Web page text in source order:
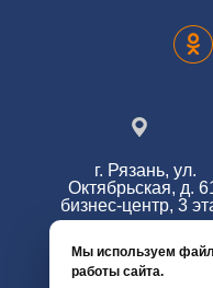
г. Рязань, ул.
Октябрьская, д.
бизнес-центр, 3
Мы используем
работы сайта.